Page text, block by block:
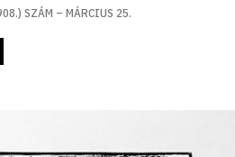
SZÁM – MÁRCIUS 25.